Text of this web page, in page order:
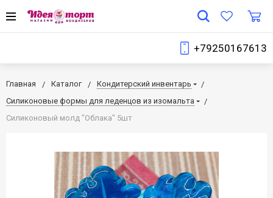
+79250167613
Главная Каталог
Кондитерский инвентарь
Силиконовые формы для леденцов из изомальта
Силиконовый молд "Облака" 5шт